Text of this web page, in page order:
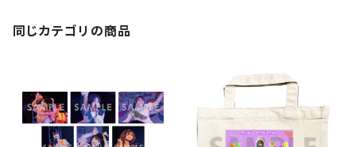
同じカテゴリの商品